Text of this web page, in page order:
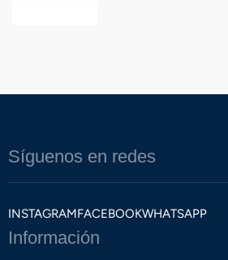
Síguenos en redes
INSTAGRAMFACEBOOKWHATSAPP
Información